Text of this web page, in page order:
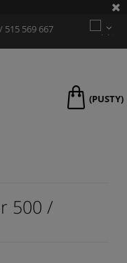
515 569 667
(PUSTY)
500 /